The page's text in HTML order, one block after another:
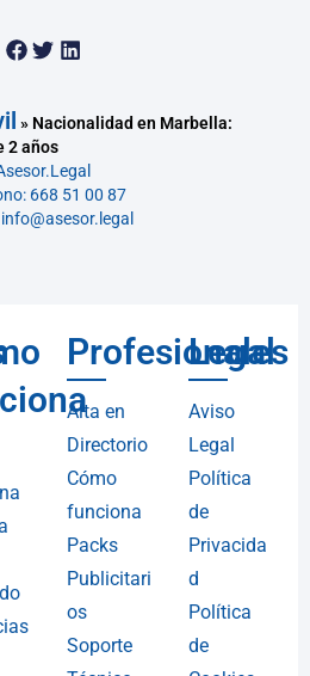
» Nacionalidad en Marbella:
2 años
668 51 00 87
Profesionales
Alta en
Directorio
Cómo
funciona
Packs
Publicitari
os
Soporte
Legal
Aviso
Legal
Política
de
Privacida
d
Política
de